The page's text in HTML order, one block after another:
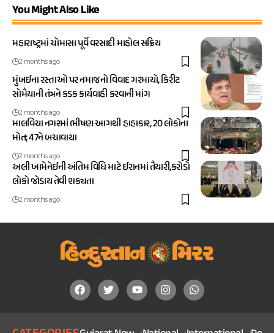
You Might Also Like
મહારાષ્ટ્રમાં ચોમાસા પૂર્વે વરસાદી માહોલ સક્રિય
2 months ago
મુંબઈના રસ્તાઓ પર નમાજનો વિવાદ ગરમાયો, કિરીટ
સોમૈયાની તંત્રને કડક કાર્યવાહી કરવાની માંગ
2 months ago
માલવિયા નગરમાં ભીષણ આગથી હાહાકાર, 20 લોકોના
મોત; 47ને બચાવાયા
2 months ago
અલી ખામેનેઈની અંતિમ વિધિ માટે ઈરાનમાં તૈયારી,કરોડો
લોકો જોડાય તેવી શક્યતા
2 months ago